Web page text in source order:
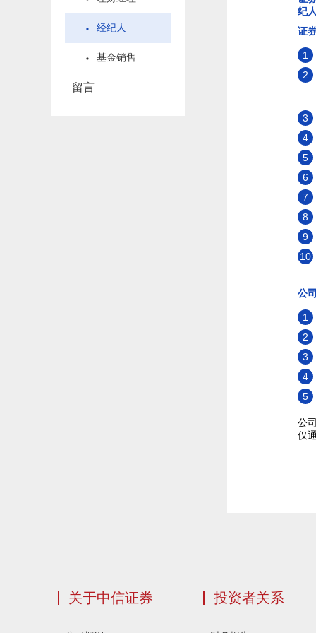
经纪人
基金销售
留言
纪
证
1
2
3
4
5
6
7
8
9
10
公
1
2
3
4
5
公
仅
关于中信证券 投资者关系